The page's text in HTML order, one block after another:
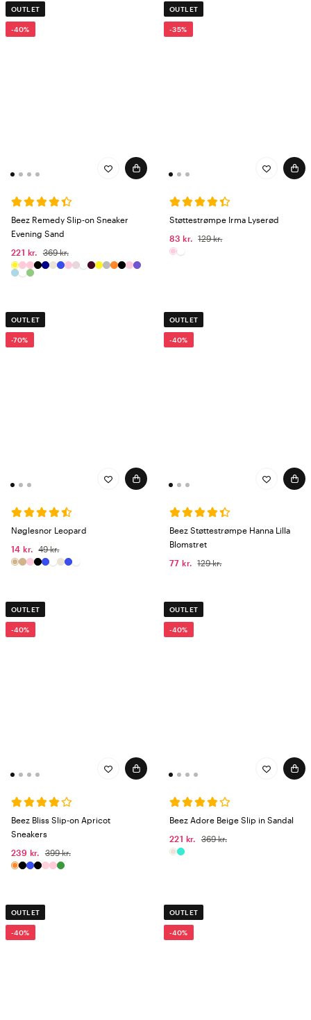
OUTLET
-40%
Beez Remedy Slip-on Sneaker
Evening Sand
221 kr.
369 kr.
OUTLET
-35%
Støttestrømpe Irma Lyserød
83 kr.
129 kr.
OUTLET
-70%
Nøglesnor Leopard
14 kr.
49 kr.
OUTLET
-40%
Beez Støttestrømpe Hanna Lilla
Blomstret
77 kr.
129 kr.
OUTLET
-40%
Beez Bliss Slip-on Apricot
Sneakers
239 kr.
399 kr.
OUTLET
-40%
Beez Adore Beige Slip in Sandal
221 kr.
369 kr.
OUTLET
-40%
OUTLET
-40%